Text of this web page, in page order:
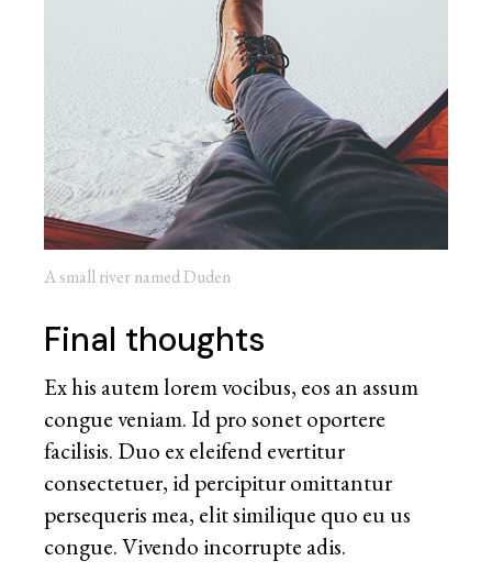
A small river named Duden
Final thoughts
Ex his autem lorem vocibus, eos an assum
congue veniam. Id pro sonet oportere
facilisis. Duo ex eleifend evertitur
consectetuer, id percipitur omittantur
persequeris mea, elit similique quo eu us
congue. Vivendo incorrupte adis.